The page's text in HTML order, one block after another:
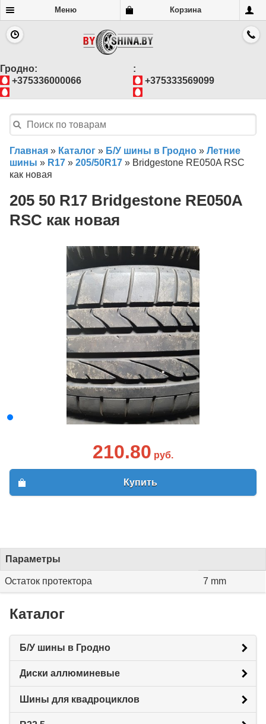
Меню Корзина
Гродно:
+375336000066
:
+375333569099
Главная » Каталог » Б/У шины в Гродно » Летние
шины » R17 » 205/50R17 » Bridgestone RE050A RSC
как новая
205 50 R17 Bridgestone RE050A
RSC как новая
210.80 руб.
Купить
Параметры
Остаток протектора 7 mm
Каталог
Б/У шины в Гродно
Диски аллюминевые
Шины для квадроциклов